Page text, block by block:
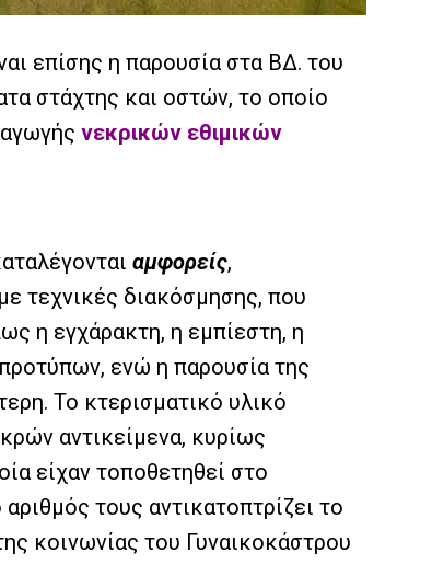
επίσης η παρουσία στα ΒΔ. του
στάχτης και οστών, το οποίο
νεκρικών εθιμικών
αμφορείς,
τεχνικές διακόσμησης, που
η εγχάρακτη, η εμπίεστη, η
ενώ η παρουσία της
Το κτερισματικό υλικό
αντικείμενα, κυρίως
είχαν τοποθετηθεί στο
τους αντικατοπτρίζει το
κοινωνίας του Γυναικοκάστρου